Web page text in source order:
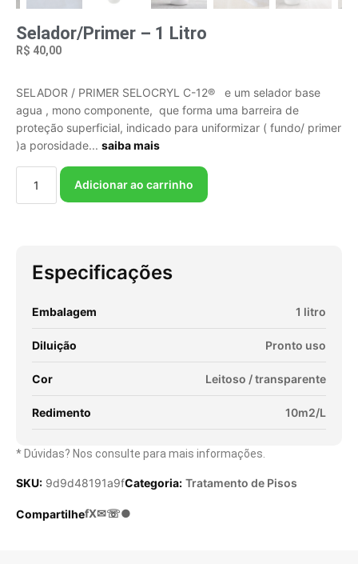
Selador/Primer – 1 Litro
R$ 40,00
SELADOR / PRIMER SELOCRYL C-12® e um selador base
agua , mono componente, que forma uma barreira de
proteção superficial, indicado para uniformizar ( fundo/ primer
)a porosidade... saiba mais
Adicionar ao carrinho
Especificações
Embalagem 1 litro
Diluição Pronto uso
Cor Leitoso / transparente
Redimento 10m2/L
* Dúvidas? Nos consulte para mais informações.
SKU: 9d9d48191a9fCategoria: Tratamento de Pisos
CompartilhefX✉☏●